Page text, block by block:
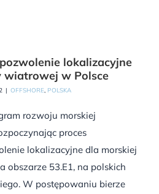
lokalizacyjne
wiatrowej w Polsce
| OFFSHORE POLSKA
rozwoju morskiej
proces
lokalizacyjne dla morskiej
obszarze 53.E1, na polskich
W postępowaniu bierze